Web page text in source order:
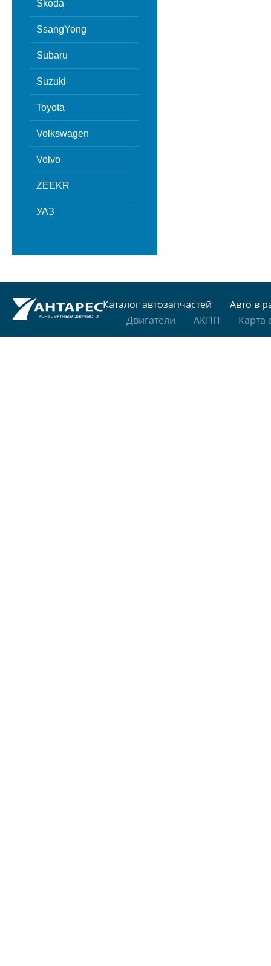
Skoda
SsangYong
Subaru
Suzuki
Toyota
Volkswagen
Volvo
ZEEKR
УАЗ
Каталог автозапчастей
Авто в
Двигатели
АКПП Карта